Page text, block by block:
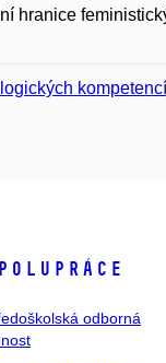
hranice
odborná